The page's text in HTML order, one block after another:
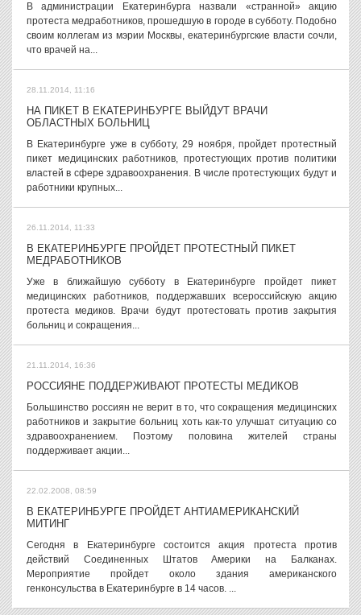
В администрации Екатеринбурга назвали «странной» акцию
протеста медработников, прошедшую в городе в субботу. Подобно
своим коллегам из мэрии Москвы, екатеринбургские власти сочли,
что врачей на...
28.11.2014, 11:16
НА ПИКЕТ В ЕКАТЕРИНБУРГЕ ВЫЙДУТ ВРАЧИ
ОБЛАСТНЫХ БОЛЬНИЦ
В Екатеринбурге уже в субботу, 29 ноября, пройдет протестный
пикет медицинских работников, протестующих против политики
властей в сфере здравоохранения. В числе протестующих будут и
работники крупных...
26.11.2014, 11:33
В ЕКАТЕРИНБУРГЕ ПРОЙДЕТ ПРОТЕСТНЫЙ ПИКЕТ
МЕДРАБОТНИКОВ
Уже в ближайшую субботу в Екатеринбурге пройдет пикет
медицинских работников, поддержавших всероссийскую акцию
протеста медиков. Врачи будут протестовать против закрытия
больниц и сокращения...
21.11.2014, 16:36
РОССИЯНЕ ПОДДЕРЖИВАЮТ ПРОТЕСТЫ МЕДИКОВ
Большинство россиян не верит в то, что сокращения медицинских
работников и закрытие больниц хоть как-то улучшат ситуацию со
здравоохранением. Поэтому половина жителей страны
поддерживает акции...
22.02.2008, 08:59
В ЕКАТЕРИНБУРГЕ ПРОЙДЕТ АНТИАМЕРИКАНСКИЙ
МИТИНГ
Сегодня в Екатеринбурге состоится акция протеста против
действий Соединенных Штатов Америки на Балканах.
Мероприятие пройдет около здания американского
генконсульства в Екатеринбурге в 14 часов. ...